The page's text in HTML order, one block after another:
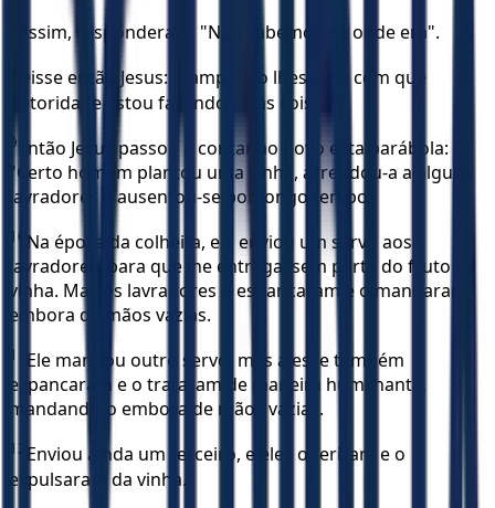
Assim, responderam: "Não sabemos de onde era".
Disse então Jesus: "Tampouco lhes direi com que
autoridade estou fazendo estas coisas".
9
Então Jesus passou a contar ao povo esta parábola:
"Certo homem plantou uma vinha, arrendou-a a alguns
lavradores e ausentou-se por longo tempo.
10 Na época da colheita, ele enviou um servo aos
lavradores, para que lhe entregassem parte do fruto da
vinha. Mas os lavradores o espancaram e o mandaram
embora de mãos vazias.
11
Ele mandou outro servo, mas a esse também
espancaram e o trataram de maneira humilhante,
mandando-o embora de mãos vazias.
12 Enviou ainda um terceiro, e eles o feriram e o
expulsaram da vinha.